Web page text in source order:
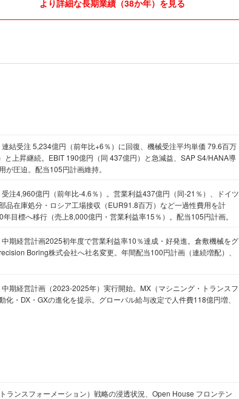
より詳細な長期業績（38か年）を見る
結受注 5,234億円（前年比+6％）に回復、機械受注平均単価 79.6百万
上昇継続。EBIT 190億円（同 437億円）と急減益、SAP S4/HANA導
が圧迫。配当105円計画維持。
注4,960億円（前年比-4.6％）。営業利益437億円（同-21％）、ドイツ
品在庫処分・ロシア工場接収（EUR91.8百万）など一過性費用を計
目標へ移行（売上8,000億円・営業利益率15％）。配当105円計画。
期経営計画2025初年度で営業利益率10％達成・好発進。倉敷機械をグ
Boring株式会社へ社名変更。年間配当100円計画（連続増配）、
期経営計画（2023-2025年）実行開始。MX（マシニング・トランスフ
化・DX・GXの進化を提示。グローバル給与改定で人件費118億円増、
ランスフォーメーション）戦略の浸透状況、Open House フロンテン